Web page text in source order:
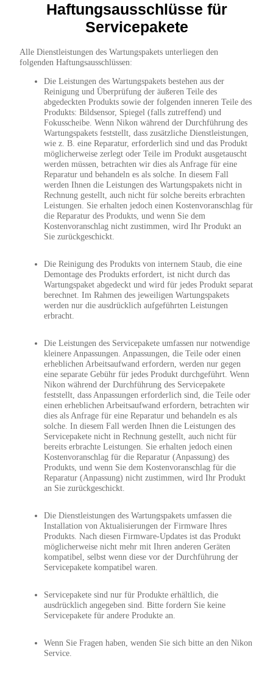
Haftungsausschlüsse für
Servicepakete
Alle Dienstleistungen des Wartungspakets unterliegen den
folgenden Haftungsausschlüssen:
Die Leistungen des Wartungspakets bestehen aus der
Reinigung und Überprüfung der äußeren Teile des
abgedeckten Produkts sowie der folgenden inneren Teile des
Produkts: Bildsensor, Spiegel (falls zutreffend) und
Fokusscheibe. Wenn Nikon während der Durchführung des
Wartungspakets feststellt, dass zusätzliche Dienstleistungen,
wie z. B. eine Reparatur, erforderlich sind und das Produkt
möglicherweise zerlegt oder Teile im Produkt ausgetauscht
werden müssen, betrachten wir dies als Anfrage für eine
Reparatur und behandeln es als solche. In diesem Fall
werden Ihnen die Leistungen des Wartungspakets nicht in
Rechnung gestellt, auch nicht für solche bereits erbrachten
Leistungen. Sie erhalten jedoch einen Kostenvoranschlag für
die Reparatur des Produkts, und wenn Sie dem
Kostenvoranschlag nicht zustimmen, wird Ihr Produkt an
Sie zurückgeschickt.
Die Reinigung des Produkts von internem Staub, die eine
Demontage des Produkts erfordert, ist nicht durch das
Wartungspaket abgedeckt und wird für jedes Produkt separat
berechnet. Im Rahmen des jeweiligen Wartungspakets
werden nur die ausdrücklich aufgeführten Leistungen
erbracht.
Die Leistungen des Servicepakete umfassen nur notwendige
kleinere Anpassungen. Anpassungen, die Teile oder einen
erheblichen Arbeitsaufwand erfordern, werden nur gegen
eine separate Gebühr für jedes Produkt durchgeführt. Wenn
Nikon während der Durchführung des Servicepakete
feststellt, dass Anpassungen erforderlich sind, die Teile oder
einen erheblichen Arbeitsaufwand erfordern, betrachten wir
dies als Anfrage für eine Reparatur und behandeln es als
solche. In diesem Fall werden Ihnen die Leistungen des
Servicepakete nicht in Rechnung gestellt, auch nicht für
bereits erbrachte Leistungen. Sie erhalten jedoch einen
Kostenvoranschlag für die Reparatur (Anpassung) des
Produkts, und wenn Sie dem Kostenvoranschlag für die
Reparatur (Anpassung) nicht zustimmen, wird Ihr Produkt
an Sie zurückgeschickt.
Die Dienstleistungen des Wartungspakets umfassen die
Installation von Aktualisierungen der Firmware Ihres
Produkts. Nach diesen Firmware-Updates ist das Produkt
möglicherweise nicht mehr mit Ihren anderen Geräten
kompatibel, selbst wenn diese vor der Durchführung der
Servicepakete kompatibel waren.
Servicepakete sind nur für Produkte erhältlich, die
ausdrücklich angegeben sind. Bitte fordern Sie keine
Servicepakete für andere Produkte an.
Wenn Sie Fragen haben, wenden Sie sich bitte an den Nikon
Service.